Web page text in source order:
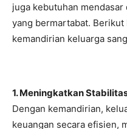
juga kebutuhan
yang bermartabat. Berikut
kemandirian keluarga
1. Meningkatkan
Dengan kemandirian,
keuangan secara efisien,